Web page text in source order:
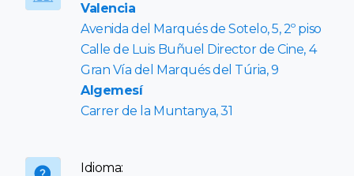
Valencia
Avenida del Marqués de Sotelo, 5, 2º piso
Calle de Luis Buñuel Director de Cine, 4
Gran Vía del Marqués del Túria, 9
Algemesí
Carrer de la Muntanya, 31
Idioma: